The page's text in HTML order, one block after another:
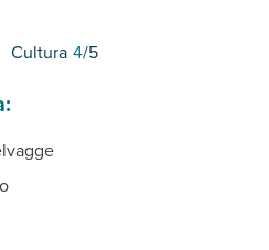
Cultura 4/5